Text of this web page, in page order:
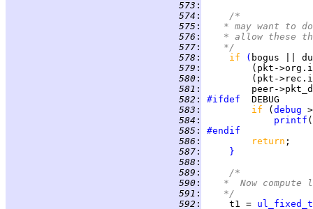
573 :
574 :
/*
575 :
* may want to
576 :
* allow these
577 :
	 */
578 : if
(
579 :
(pkt-
580 :
(pkt-
581 :
582 : #ifdef
583 : if ( debug
584 : printf (
585 :
#endif
586 : return
587 :
}
588 :
589 :
/*
590 :
*  Now compute
591 :
	 */
592 :
     t1 =